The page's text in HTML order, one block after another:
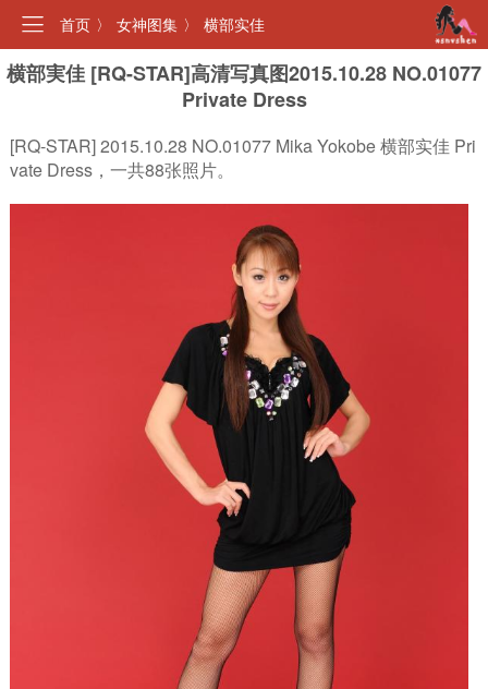
首页 〉 女神图集 〉 横部实佳
横部実佳 [RQ-STAR]高清写真图2015.10.28 NO.01077
Private Dress
[RQ-STAR] 2015.10.28 NO.01077 Mika Yokobe 横部实佳 Pri
vate Dress，一共88张照片。